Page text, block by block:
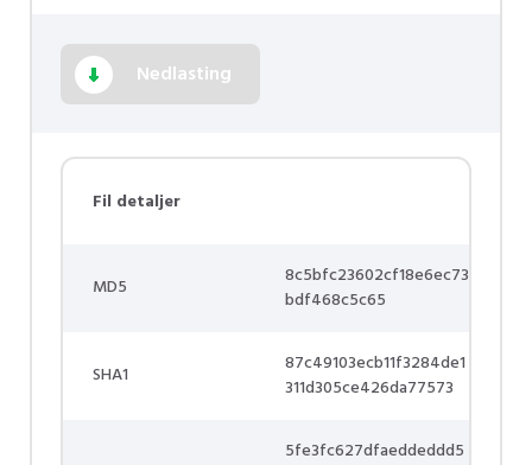
Nedlasting
Fil detaljer
MD5
8c5bfc23602cf18e6ec73
bdf468c5c65
SHA1
87c49103ecb11f3284de1
311d305ce426da77573
5fe3fc627dfaeddeddd5